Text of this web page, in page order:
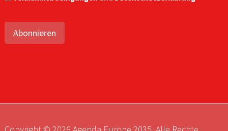
Abonnieren